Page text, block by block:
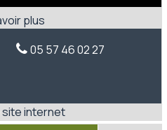
05 57 46 02 27